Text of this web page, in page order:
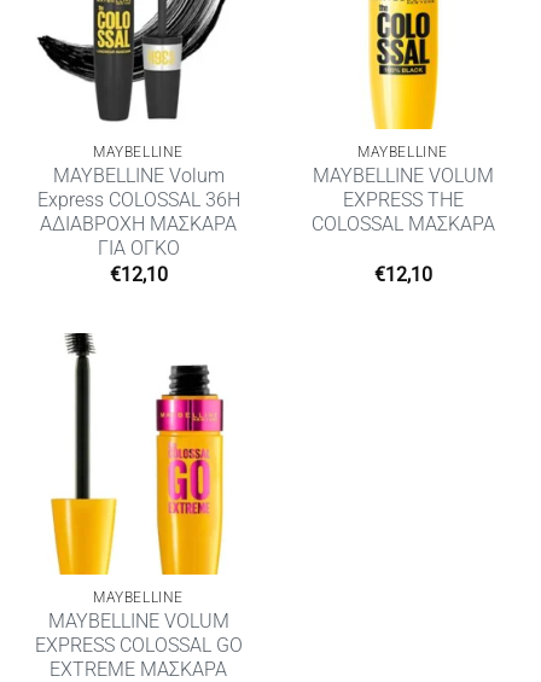
MAYBELLINE
MAYBELLINE Volum
Express COLOSSAL 36H
ΑΔΙΑΒΡΟΧΗ ΜΑΣΚΑΡΑ
ΓΙΑ ΟΓΚΟ
€12,10
MAYBELLINE
MAYBELLINE VOLUM
EXPRESS THE
COLOSSAL ΜΑΣΚΑΡΑ
€12,10
MAYBELLINE
MAYBELLINE VOLUM
EXPRESS COLOSSAL GO
EXTREME ΜΑΣΚΑΡΑ